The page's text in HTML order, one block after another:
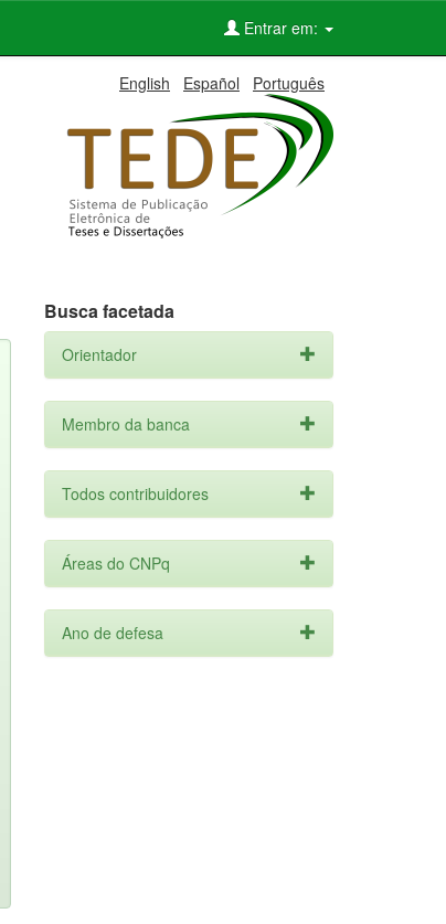
Entrar em:
English Español Português
Busca facetada
Orientador
Membro da banca
Todos contribuidores
Áreas do CNPq
Ano de defesa